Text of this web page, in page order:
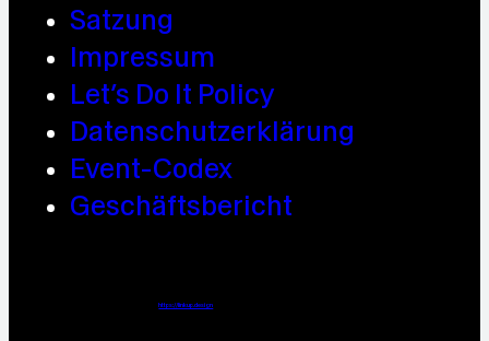
Satzung
Impressum
Let’s Do It Policy
Datenschutzerklärung
Event-Codex
Geschäftsbericht
https://linkup.design